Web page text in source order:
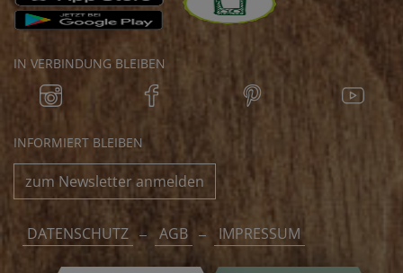
IN VERBINDUNG BLEIBEN
INFORMIERT BLEIBEN
zum Newsletter anmelden
DATENSCHUTZ AGB IMPRESSUM